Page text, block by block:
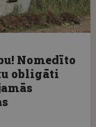
Nomedīto
obligāti